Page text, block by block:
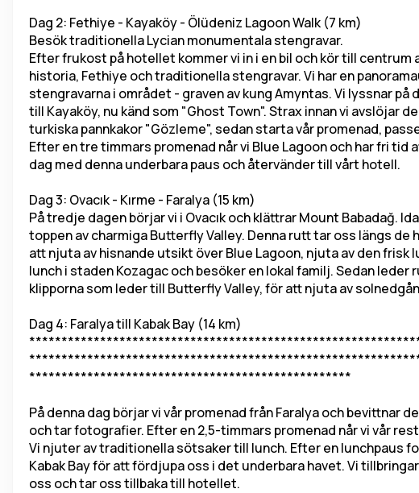
Dag 2: Fethiye - Kayaköy - Ölüdeniz Lagoon Walk (7 km)
Besök traditionella Lycian monumentala stengravar.
Efter frukost på hotellet kommer vi in i en bil och kör till centrum
historia, Fethiye och traditionella stengravar. Vi har en
stengravarna i området - graven av kung Amyntas. Vi lyssnar
till Kayaköy, nu känd som "Ghost Town". Strax innan vi avslöjar
turkiska pannkakor "Gözleme", sedan starta vår promenad,
Efter en tre timmars promenad når vi Blue Lagoon och har fri tid
dag med denna underbara paus och återvänder till vårt hotell.
Dag 3: Ovacık - Kırme - Faralya (15 km)
På tredje dagen börjar vi i Ovacık och klättrar Mount Babadağ.
toppen av charmiga Butterfly Valley. Denna rutt tar oss längs de
att njuta av hisnande utsikt över Blue Lagoon, njuta av den frisk
lunch i staden Kozagac och besöker en lokal familj. Sedan leder
klipporna som leder till Butterfly Valley, för att njuta av
Dag 4: Faralya till Kabak Bay (14 km)
**************************************************
På denna dag börjar vi vår promenad från Faralya och bevittnar
och tar fotografier. Efter en 2,5-timmars promenad når vi vår
Vi njuter av traditionella sötsaker till lunch. Efter en lunchpaus
Kabak Bay för att fördjupa oss i det underbara havet. Vi
oss och tar oss tillbaka till hotellet.